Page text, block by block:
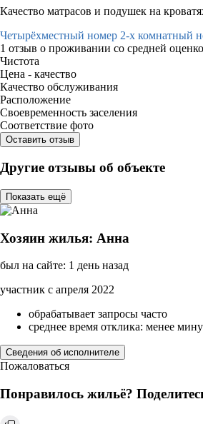
Качество матрасов и подушек на
Четырёхместный номер 2-х комнатный
1 отзыв о проживании со средней
Чистота
Цена - качество
Качество обслуживания
Расположение
Своевременность заселения
Соответствие фото
Оставить отзыв
Другие отзывы об объекте
Показать ещё
Хозяин жилья: Анна
был на сайте: 1 день назад
участник с апреля 2022
обрабатывает запросы часто
среднее время отклика: менее
Сведения об исполнителе
Пожаловаться
Понравилось жильё?